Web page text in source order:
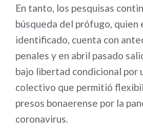
En tanto, los pesquisas
búsqueda del prófugo, quien
identificado, cuenta con
penales y en abril pasado
bajo libertad condicional por
colectivo que permitió
presos bonaerense por la
coronavirus.